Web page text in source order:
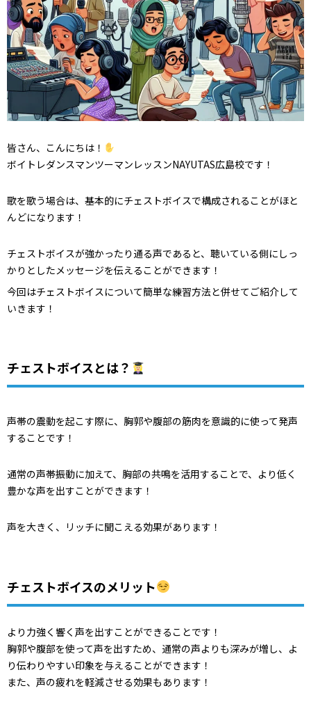
皆さん、こんにちは！
ボイトレダンスマンツーマンレッスンNAYUTAS広島校です！
歌を歌う場合は、基本的にチェストボイスで構成されることがほと
んどになります！
チェストボイスが強かったり通る声であると、聴いている側にしっ
かりとしたメッセージを伝えることができます！
今回はチェストボイスについて簡単な練習方法と併せてご紹介して
いきます！
チェストボイスとは？
声帯の震動を起こす際に、胸郭や腹部の筋肉を意識的に使って発声
することです！
通常の声帯振動に加えて、胸部の共鳴を活用することで、より低く
豊かな声を出すことができます！
声を大きく、リッチに聞こえる効果があります！
チェストボイスのメリット
より力強く響く声を出すことができることです！
胸郭や腹部を使って声を出すため、通常の声よりも深みが増し、よ
り伝わりやすい印象を与えることができます！
また、声の疲れを軽減させる効果もあります！